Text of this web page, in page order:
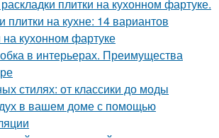
плитки на кухонном фартуке.
плитки на кухне: 14 вариантов
на кухонном фартуке
в интерьерах. Преимущества
стилях: от классики до моды
в вашем доме с помощью